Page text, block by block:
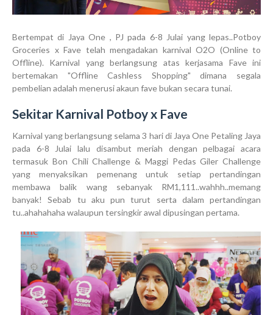
Bertempat di Jaya One , PJ pada 6-8 Julai yang lepas..Potboy
Groceries x Fave telah mengadakan karnival O2O (Online to
Offline). Karnival yang berlangsung atas kerjasama Fave ini
bertemakan "Offline Cashless Shopping" dimana segala
pembelian adalah menerusi akaun fave bukan secara tunai.
Sekitar Karnival Potboy x Fave
Karnival yang berlangsung selama 3 hari di Jaya One Petaling Jaya
pada 6-8 Julai lalu disambut meriah dengan pelbagai acara
termasuk Bon Chili Challenge & Maggi Pedas Giler Challenge
yang menyaksikan pemenang untuk setiap pertandingan
membawa balik wang sebanyak RM1,111..wahhh..memang
banyak! Sebab tu aku pun turut serta dalam pertandingan
tu..ahahahaha walaupun tersingkir awal dipusingan pertama.